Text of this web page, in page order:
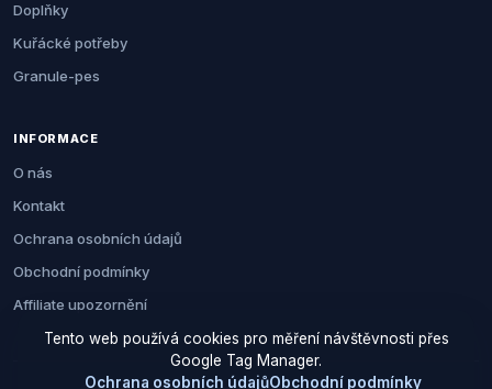
Doplňky
Kuřácké potřeby
Granule-pes
INFORMACE
O nás
Kontakt
Ochrana osobních údajů
Obchodní podmínky
Affiliate upozornění
Tento web používá cookies pro měření návštěvnosti přes
Google Tag Manager.
Ochrana osobních údajůObchodní podmínky